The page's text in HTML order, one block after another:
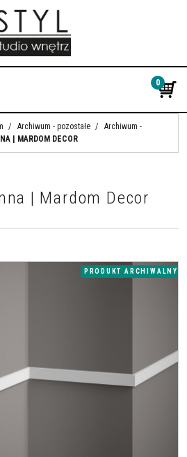
0
/ Archiwum - pozostałe /
Archiwum -
| MARDOM DECOR
| Mardom Decor
PRODUKT ARCHIWALNY